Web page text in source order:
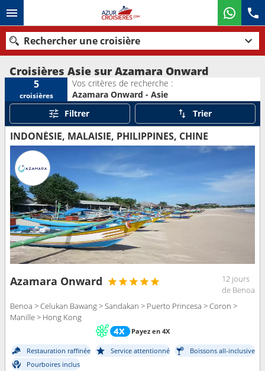
Rechercher une croisière
Nos destinations
Mois de départ
Ports
Rechercher
Croisières Asie sur Azamara Onward
5
croisières
Vos critères de recherche :
Azamara Onward - Asie
Filtrer
Trier
INDONÉSIE, MALAISIE, PHILIPPINES, CHINE
Azamara Onward
12 jours
de Benoa
Benoa > Celukan Bawang > Sandakan > Puerto Princesa > Coron >
Manille > Hong Kong
Payez en 4X
Restauration raffinée Service attentionné
Boissons all-inclusive
Pourboires inclus